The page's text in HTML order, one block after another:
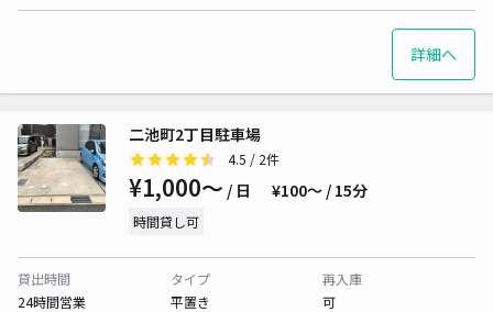
詳細へ
二池町2丁目駐車場
4.5 / 2件
¥1,000〜 / 日 ¥100〜 / 15分
時間貸し可
貸出時間
24時間営業
タイプ
平置き
再入庫
可